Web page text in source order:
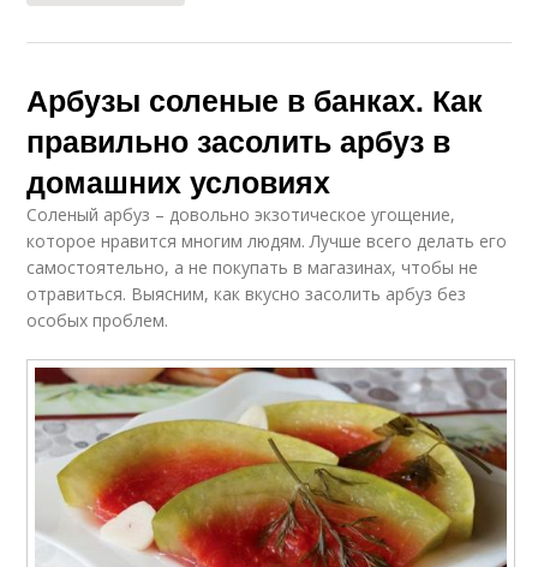
Арбузы соленые в банках. Как
правильно засолить арбуз в
домашних условиях
Соленый арбуз – довольно экзотическое угощение,
которое нравится многим людям. Лучше всего делать его
самостоятельно, а не покупать в магазинах, чтобы не
отравиться. Выясним, как вкусно засолить арбуз без
особых проблем.